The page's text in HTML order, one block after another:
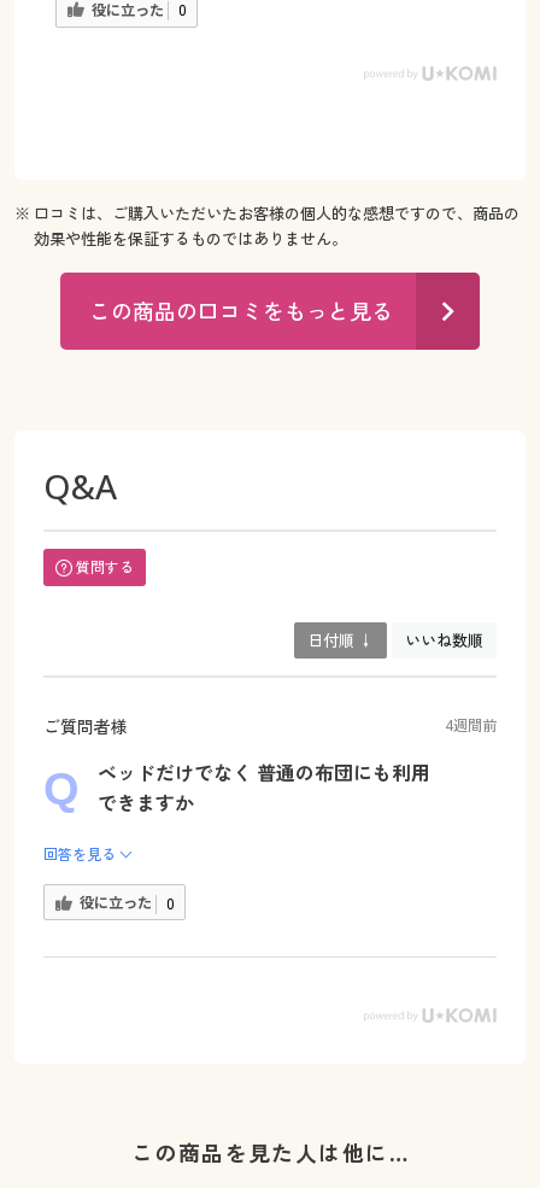
役に立った 0
※ 口コミは、ご購入いただいたお客様の個人的な感想ですので、商品の
効果や性能を保証するものではありません。
この商品の口コミをもっと見る
Q&A
質問する
日付順 ↓ いいね数順
ご質問者様 4週間前
ベッドだけでなく 普通の布団にも利用
できますか
回答を見る
役に立った 0
この商品を見た人は他に…